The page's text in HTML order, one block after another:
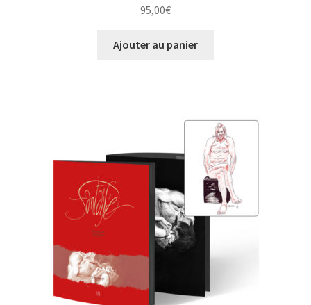
95,00€
Ajouter au panier